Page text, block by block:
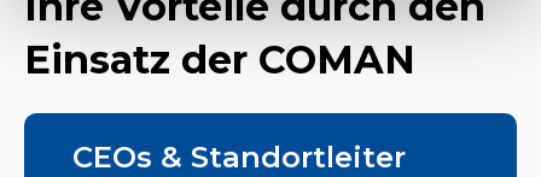
Einsatz der COMAN
CEOs & Standortleiter